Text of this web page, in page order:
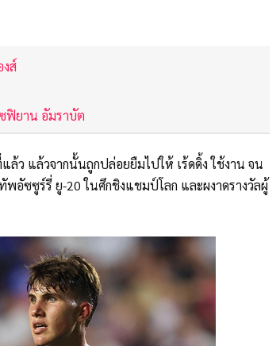
ส์
ฟิยาน อัมราบัต
ล้ว แล้วจากนั้นถูกปล่อยยืมไปให้ เร้ดดิ้ง ใช้งาน จน
อัซซูร์รี่ ยู-20 ในศึกชิงแชมป์โลก และผงาดรางวัลผู้